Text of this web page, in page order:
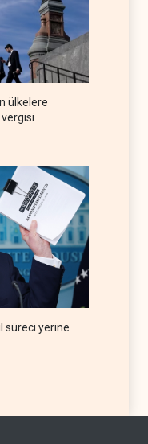
Suudi
yok,
2026
Trump’ın İran
oldu
ülkelere
süreci yerine